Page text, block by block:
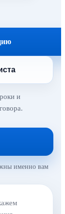
и
именно вам